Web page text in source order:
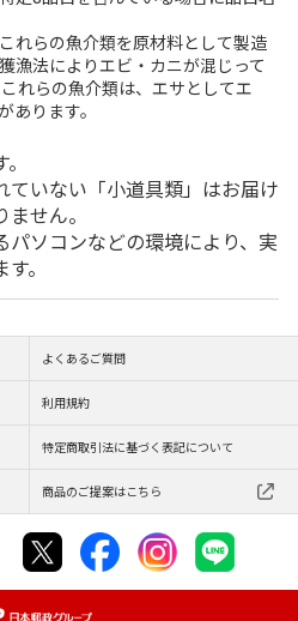
れらの魚介類を原材料として製造
漁法によりエビ・カニが混じって
れらの魚介類は、エサとしてエ
あります。
ていない「小道具類」はお届け
せん。
パソコンなどの環境により、実
。
よくあるご質問
利用規約
特定商取引法に基づく表記について
商品のご提案はこちら